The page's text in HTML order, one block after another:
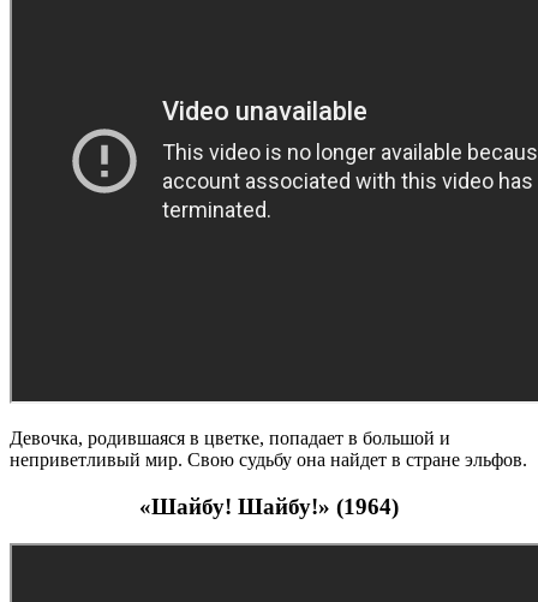
Девочка, родившаяся в цветке, попадает в большой и
неприветливый мир. Свою судьбу она найдет в стране эльфов.
«Шайбу! Шайбу!» (1964)